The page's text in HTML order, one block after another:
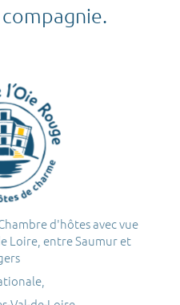
d'hôtes avec vue
Loire, entre Saumur et